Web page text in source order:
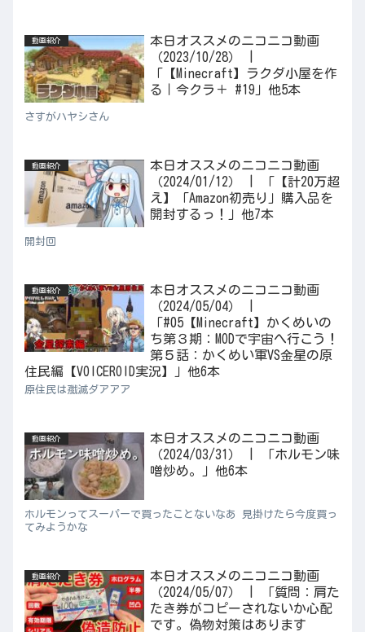
動画紹介
本日オススメのニコニコ動画
（2023/10/28） |
「【Minecraft】ラクダ小屋を作
る｜今クラ＋ #19」他5本
さすがハヤシさん
動画紹介
本日オススメのニコニコ動画
（2024/01/12） | 「【計20万超
え】「Amazon初売り」購入品を
開封するっ！」他7本
開封回
動画紹介
本日オススメのニコニコ動画
（2024/05/04） |
「#05【Minecraft】かくめいの
ち第３期：MODで宇宙へ行こう！
第５話：かくめい軍VS金星の原
住民編【VOICEROID実況】」他6本
原住民は殲滅ダアアア
動画紹介
本日オススメのニコニコ動画
（2024/03/31） | 「ホルモン味
噌炒め。」他6本
ホルモンってスーパーで買ったことないなあ 見掛けたら今度買っ
てみようかな
動画紹介
本日オススメのニコニコ動画
（2024/05/07） | 「質問：肩た
たき券がコピーされないか心配
です。偽物対策はあります